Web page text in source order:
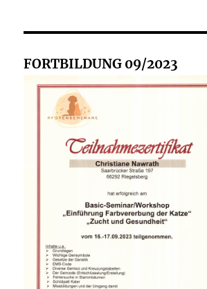
FORTBILDUNG 09/2023